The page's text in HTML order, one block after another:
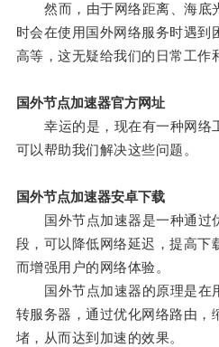
然而，由于网络距离、海底
时会在使用国外网络服务时遇到
高等，这无疑给我们的日常工作
国外节点加速器官方网址
幸运的是，现在有一种网络
可以帮助我们解决这些问题。
国外节点加速器安卓下载
国外节点加速器是一种通过
段，可以降低网络延迟，提高下
而增强用户的网络体验。
国外节点加速器的原理是在
转服务器，通过优化网络路由，
堵，从而达到加速的效果。